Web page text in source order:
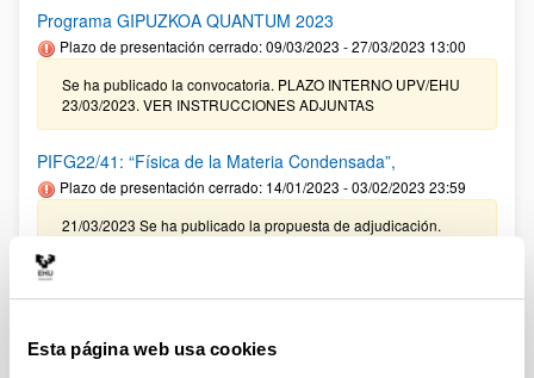
Esta página web usa cookies
Programa GIPUZKOA QUANTUM 2023
Plazo de presentación cerrado: 09/03/2023 - 27/03/2023 13:00
Se ha publicado la convocatoria. PLAZO INTERNO UPV/EHU
23/03/2023. VER INSTRUCCIONES ADJUNTAS
PIFG22/41: “Física de la Materia Condensada”,
Plazo de presentación cerrado: 14/01/2023 - 03/02/2023 23:59
21/03/2023 Se ha publicado la propuesta de adjudicación.
Convocatoria para la obtención del certificado R3
Se ha publicado la convocatoria. El plazo de presentación de
las solicitudes finaliza 13 de abril de 2023 a las 14:00 horas.